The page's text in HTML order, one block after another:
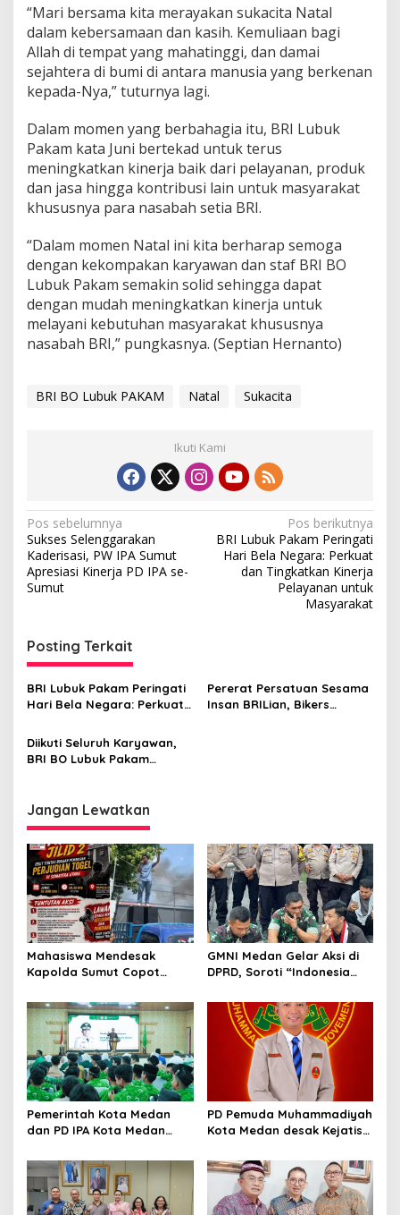
n
a
n
S
u
c
i
t
a
:
T
n
g
k
a
t
k
a
i
a
d
e
g
a
n
a
k
“Mari bersama kita merayakan sukacita Natal
dalam kebersamaan dan kasih. Kemuliaan bagi
Allah di tempat yang mahatinggi, dan damai
sejahtera di bumi di antara manusia yang berkenan
kepada-Nya,” tuturnya lagi.
Dalam momen yang berbahagia itu, BRI Lubuk
Pakam kata Juni bertekad untuk terus
meningkatkan kinerja baik dari pelayanan, produk
dan jasa hingga kontribusi lain untuk masyarakat
khususnya para nasabah setia BRI.
“Dalam momen Natal ini kita berharap semoga
dengan kekompakan karyawan dan staf BRI BO
Lubuk Pakam semakin solid sehingga dapat
dengan mudah meningkatkan kinerja untuk
melayani kebutuhan masyarakat khususnya
nasabah BRI,” pungkasnya. (Septian Hernanto)
BRI BO Lubuk PAKAM Natal Sukacita
Ikuti Kami
N
a
v
i
a
s
i
o
Pos sebelumnya
Sukses Selenggarakan
Kaderisasi, PW IPA Sumut
Apresiasi Kinerja PD IPA se-
Sumut
Pos berikutnya
BRI Lubuk Pakam Peringati
Hari Bela Negara: Perkuat
dan Tingkatkan Kinerja
Pelayanan untuk
Masyarakat
Posting Terkait
BRI Lubuk Pakam Peringati
Hari Bela Negara: Perkuat
Pelayanan untuk
Masyarakat
Pererat Persatuan Sesama
Insan BRILian, Bikers
Diikuti Seluruh Karyawan,
BRI BO Lubuk Pakam
Jangan Lewatkan
Mahasiswa Mendesak
Kapolda Sumut Copot
Reskrim Polres Humbahas
Atas Adanya Dugaan Aliran
Dana Judi Togel
GMNI Medan Gelar Aksi di
DPRD, Soroti “Indonesia
Nyatakan Mosi Tidak
Percaya
Pemerintah Kota Medan
dan PD IPA Kota Medan
Pelajar Al Washliyah
Dianggap Serius
PD Pemuda Muhammadiyah
Kota Medan desak Kejatisu
PAD di PUD Pasar